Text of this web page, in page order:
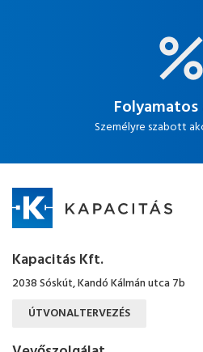
Személyre szabott
Kapacitás Kft.
2038 Sóskút, Kandó Kálmán utca 7b
ÚTVONALTERVEZÉS